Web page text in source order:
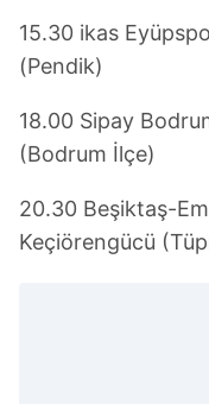
15.30 ikas
(Pendik)
18.00 Sipay
(Bodrum İlçe)
20.30 Beşiktaş-
Keçiörengücü